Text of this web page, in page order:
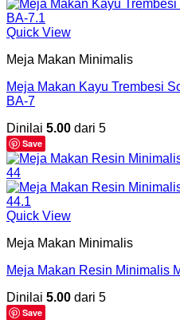
Quick View
Meja Makan Minimalis
Meja Makan Kayu Trembesi
BA-7
Dinilai 5.00 dari 5
Save
Quick View
Meja Makan Minimalis
Meja Makan Resin Minimalis
Dinilai 5.00 dari 5
Save